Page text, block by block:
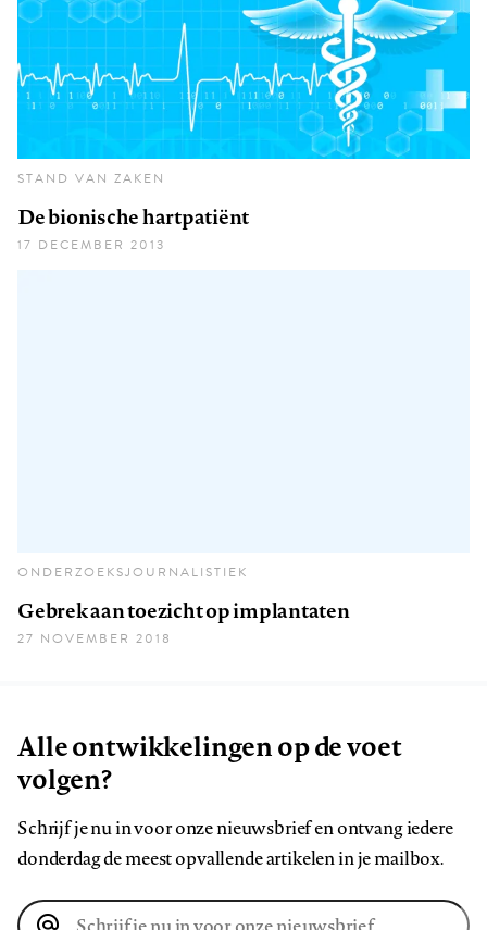
STAND VAN ZAKEN
De bionische hartpatiënt
17 DECEMBER 2013
ONDERZOEKSJOURNALISTIEK
Gebrek aan toezicht op implantaten
27 NOVEMBER 2018
Alle ontwikkelingen op de voet
volgen?
Schrijf je nu in voor onze nieuwsbrief en ontvang iedere
donderdag de meest opvallende artikelen in je mailbox.